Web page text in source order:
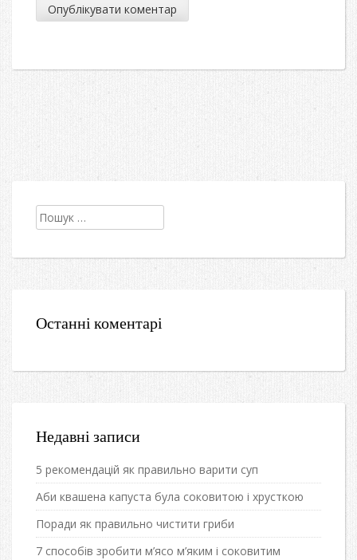
Пошук:
Останні коментарі
Недавні записи
5 рекомендацій як правильно варити суп
Аби квашена капуста була соковитою і хрусткою
Поради як правильно чистити гриби
7 способів зробити м’ясо м’яким і соковитим